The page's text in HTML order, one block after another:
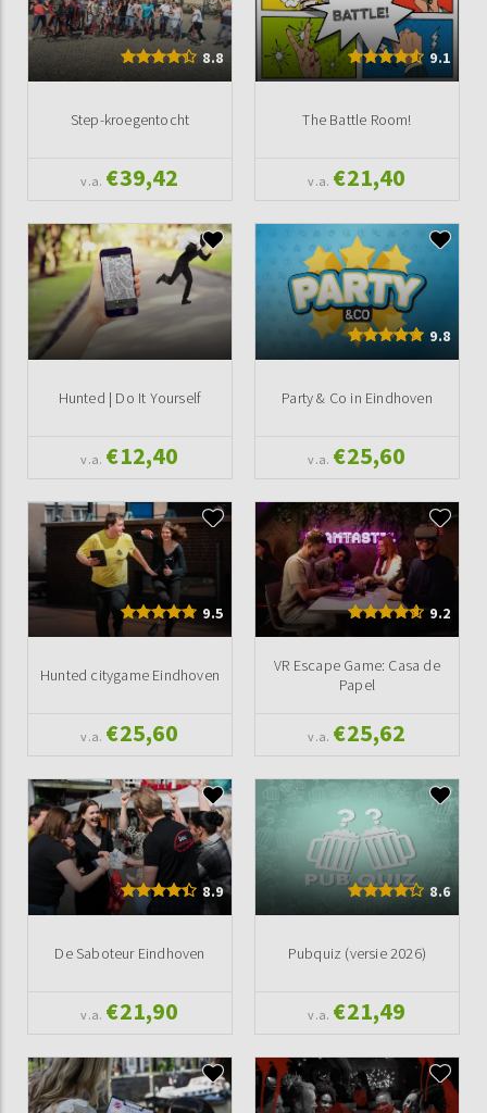
8.8
Step-kroegentocht
v.a. €39,42
9.1
The Battle Room!
v.a. €21,40
Hunted | Do It Yourself
v.a. €12,40
9.8
Party & Co in Eindhoven
v.a. €25,60
9.5
Hunted citygame Eindhoven
v.a. €25,60
9.2
VR Escape Game: Casa de
Papel
v.a. €25,62
8.9
De Saboteur Eindhoven
v.a. €21,90
8.6
Pubquiz (versie 2026)
v.a. €21,49